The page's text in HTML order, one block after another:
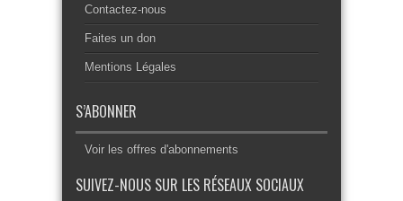
Contactez-nous
Faites un don
Mentions Légales
S’ABONNER
Voir les offres d'abonnements
SUIVEZ-NOUS SUR LES RÉSEAUX SOCIAUX